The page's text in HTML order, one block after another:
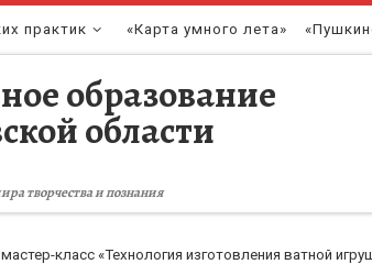
практик «Карта умного лета»
образование
области
творчества и познания
класс «Технология изготовления ватной